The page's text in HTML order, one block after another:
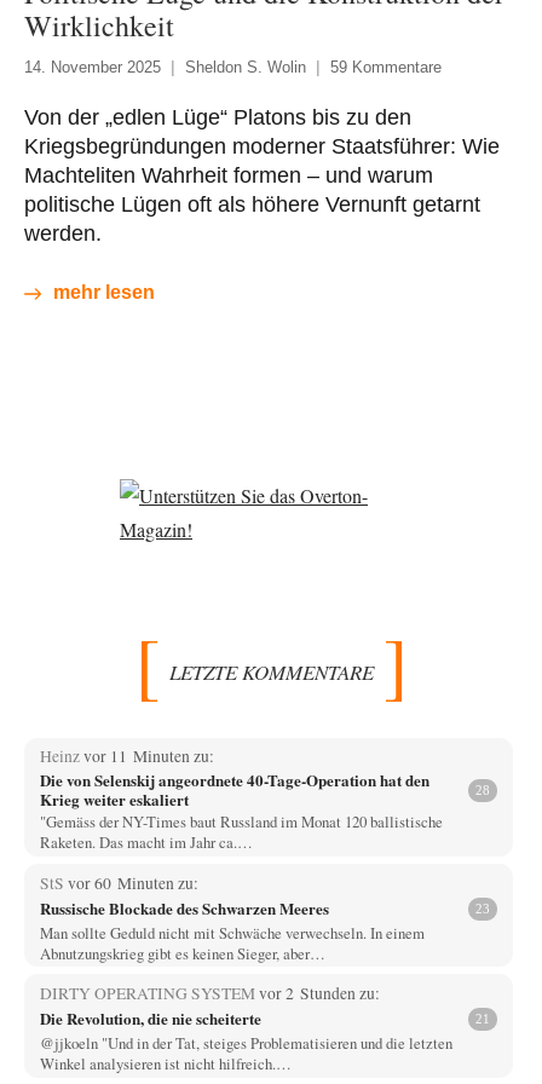
Wirklichkeit
14. November 2025 Sheldon S. Wolin 59 Kommentare
Von der „edlen Lüge“ Platons bis zu den
Kriegsbegründungen moderner Staatsführer: Wie
Machteliten Wahrheit formen – und warum
politische Lügen oft als höhere Vernunft getarnt
werden.
mehr lesen
LETZTE KOMMENTARE
Heinzvor 11 Minuten zu:
Die von Selenskij angeordnete 40-Tage-Operation hat den
Krieg weiter eskaliert
28
"Gemäss der NY-Times baut Russland im Monat 120 ballistische
Raketen. Das macht im Jahr ca.…
StS vor 60 Minuten zu:
Russische Blockade des Schwarzen Meeres 23
Man sollte Geduld nicht mit Schwäche verwechseln. In einem
Abnutzungskrieg gibt es keinen Sieger, aber…
DIRTY OPERATING SYSTEMvor 2 Stunden zu:
Die Revolution, die nie scheiterte 21
@jjkoeln "Und in der Tat, steiges Problematisieren und die letzten
Winkel analysieren ist nicht hilfreich.…